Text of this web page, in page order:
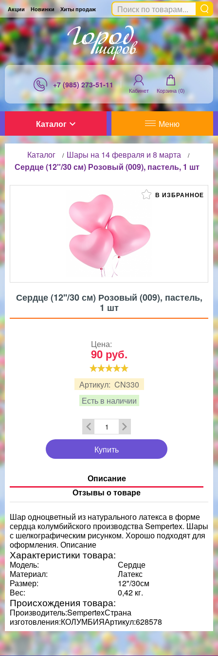
Акции Новинки Хиты продаж
+7 (985) 273-51-11
Кабинет Корзина (0)
Каталог Меню
Каталог / Шары на 14 февраля и 8 марта /
Сердце (12''/30 см) Розовый (009), пастель, 1 шт
В ИЗБРАННОЕ
Сердце (12''/30 см) Розовый (009), пастель,
1 шт
Артикул: CN330
Есть в наличии
Цена:
90 руб.
Купить
Описание
Отзывы о товаре
Шар одноцветный из натурального латекса в форме
сердца колумбийского производства Sempertex. Шары
с шелкографическим рисунком. Хорошо подходят для
оформления. Описание
Характеристики товара:
Модель:
Сердце
Материал:
Латекс
Размер:
12"/30см
Вес:
0,42 кг.
Происхождения товара:
Производитель:SempertexСтрана
изготовления:КОЛУМБИЯАртикул:628578